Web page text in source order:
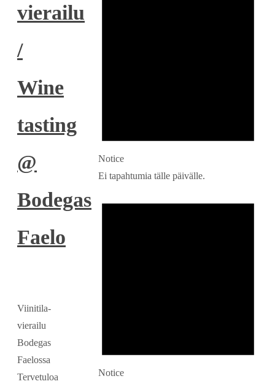
vierailu
/
Wine
tasting
@
Bodegas
Faelo
Viinitila-
vierailu
Bodegas
Faelossa
Tervetuloa
Notice
Ei tapahtumia tälle päivälle.
Notice